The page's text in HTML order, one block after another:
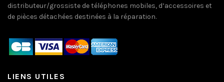
distributeur/grossiste de téléphones mobiles, d’accessoires et
de pièces détachées destinées à la réparation.
LIENS UTILES